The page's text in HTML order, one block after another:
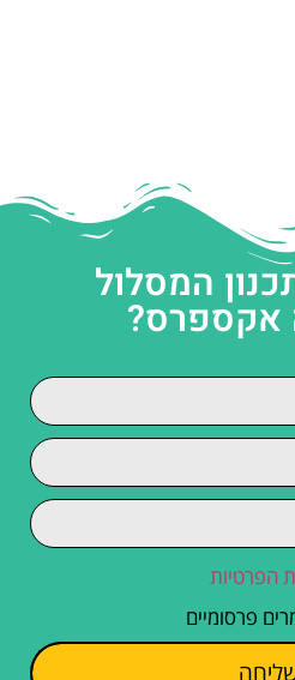
המסלול
אקספרס?
הפרטיות
פרסומיים